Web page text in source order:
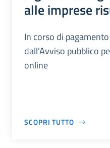
alle imprese
In corso di
dall’Avviso pubblico
online
SCOPRI TUTTO